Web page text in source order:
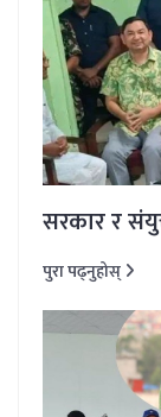
सरकार र
पुरा पढ्नुहोस्